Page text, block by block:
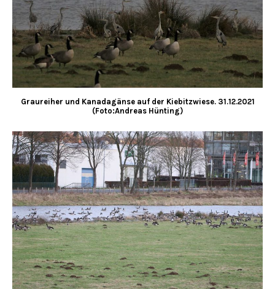
Graureiher und Kanadagänse auf der Kiebitzwiese. 31.12.2021
(Foto:Andreas Hünting)